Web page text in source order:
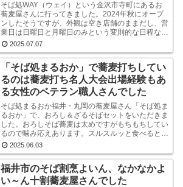
そば処WAY（ウェイ）という金沢市寺町にあるお
蕎麦屋さんに行ってきました。2024年秋にオープ
ンしたそうですが、外観は空き店舗のままだし、営
業日は日曜日と月曜日のみという変則的な日程なの
で、まだ認知度はそれほど高くないようです。しか
し、店内...
2025.07.07
「そば処まるおか」で蕎麦打ちしてい
るのは蕎麦打ち名人大会出場経験もあ
る女性のベテラン職人さんでした
そば処まるおか福井・丸岡の蕎麦屋さん「そば処ま
るおか」で、おろし＆ざるそばセットをいただきま
した。おろしそば蕎麦は太めですがもちもちしてい
るので噛み応えあります。スルスルッと食べるとい
うより感で味わう系です。うまいです。※なお、お
ろしそばに...
2025.06.03
福井市のそば割烹よいん、なかなかよ
い～ん十割蕎麦屋さんでした